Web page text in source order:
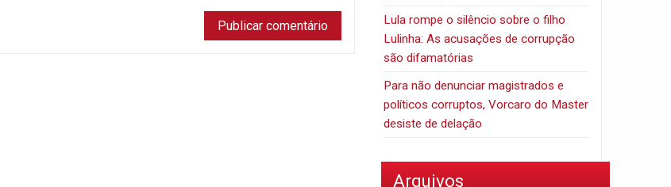
Lula rompe o silêncio sobre o filho
Lulinha: As acusações de corrupção
são difamatórias
Para não denunciar magistrados e
políticos corruptos, Vorcaro do Master
desiste de delação
Arquivos